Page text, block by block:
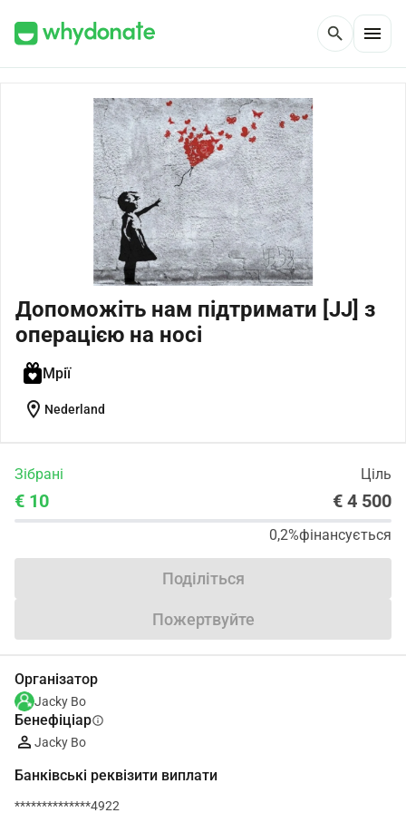
search menu
Допоможіть нам підтримати [JJ] з
операцією на носі
Мрії
location_on Nederland
Зібрані Ціль
€ 10 € 4 500
0,2%фінансується
Поділіться
Пожертвуйте
Організатор
Jacky Bo
Бенефіціарinfo
Jacky Bo
Банківські реквізити виплати
**************4922